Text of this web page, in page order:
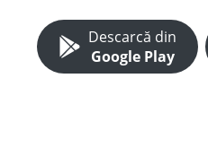
Descarcă din
Google Play